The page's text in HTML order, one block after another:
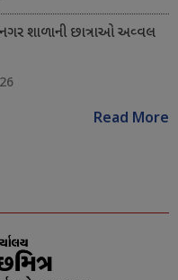
શાળાની છાત્રાઓ અવ્વલ
Read More